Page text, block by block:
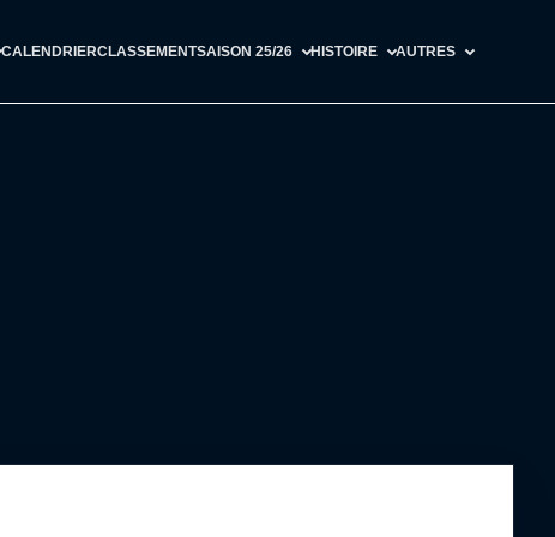
CALENDRIERCLASSEMENTSAISON 25/26 HISTOIRE AUTRES